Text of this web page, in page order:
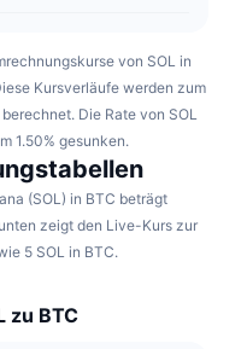
von SOL in
Kursverläufe werden zum
Die Rate von SOL
1.50% gesunken.
(SOL) in BTC beträgt
zeigt den Live-Kurs zur
5 SOL in BTC.
zu BTC